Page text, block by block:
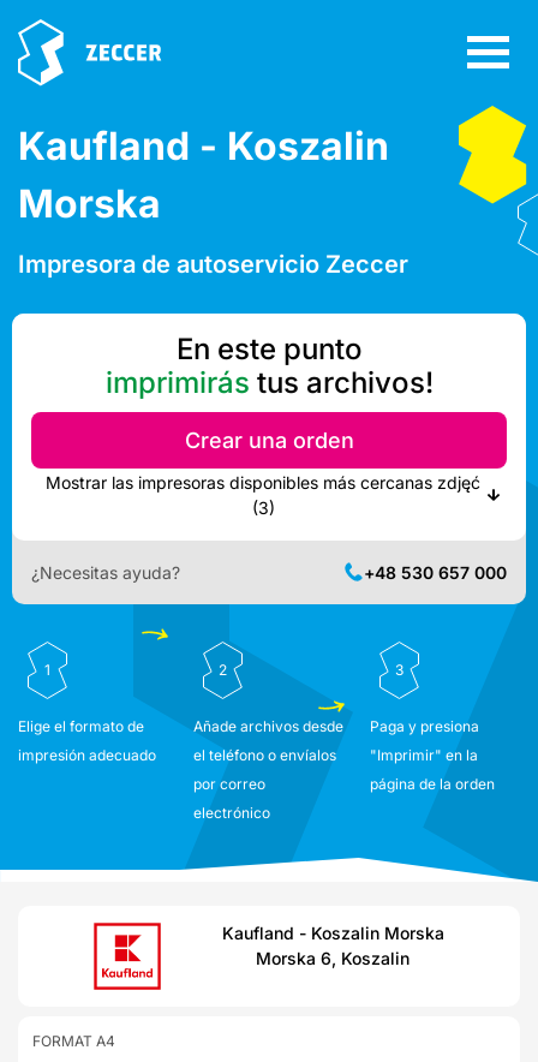
Kaufland - Koszalin
Morska
Impresora de autoservicio Zeccer
En este punto
imprimirás tus archivos!
Crear una orden
Mostrar las impresoras disponibles más cercanas zdjęć
(3)
¿Necesitas ayuda? +48 530 657 000
1
Elige el formato de
impresión adecuado
2
Añade archivos desde
el teléfono o envíalos
por correo
electrónico
3
Paga y presiona
"Imprimir" en la
página de la orden
Kaufland - Koszalin Morska
Morska 6, Koszalin
FORMAT A4